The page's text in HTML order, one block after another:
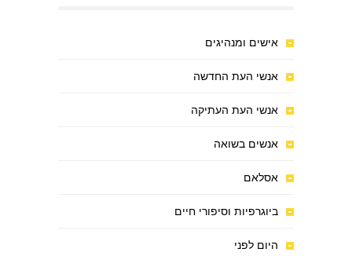
אישים ומנהיגים
אנשי העת החדשה
אנשי העת העתיקה
אנשים בשואה
אסלאם
ביוגרפיות וסיפורי חיים
היום לפני